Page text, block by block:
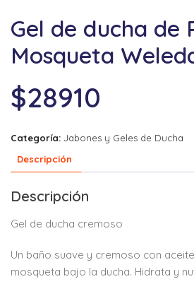
Gel de ducha de
Mosqueta
$28910
Categoría: Jabones y Geles de Ducha
Descripción
Descripción
Gel de ducha cremoso
Un baño suave y cremoso con
mosqueta bajo la ducha. Hidrata y